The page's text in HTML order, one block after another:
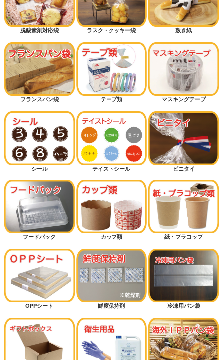
脱酸素剤対応袋 ラスク・クッキー袋 敷き紙
フランスパン袋 テープ類 マスキングテープ
シール テイストシール ビニタイ
フードパック カップ類 紙・プラコップ
OPPシート 鮮度保持剤 冷凍用パン袋